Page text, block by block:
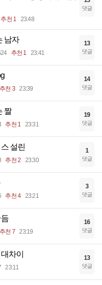
추천 1 23:48
댓글
남자
추천 1 23:41
13
댓글
추천 3 23:39
14
댓글
짤
추천 1 23:31
19
댓글
설린
추천 2 23:30
1
댓글
추천 4 23:21
3
댓글
추천 7 23:19
16
댓글
차이
23:11
13
댓글